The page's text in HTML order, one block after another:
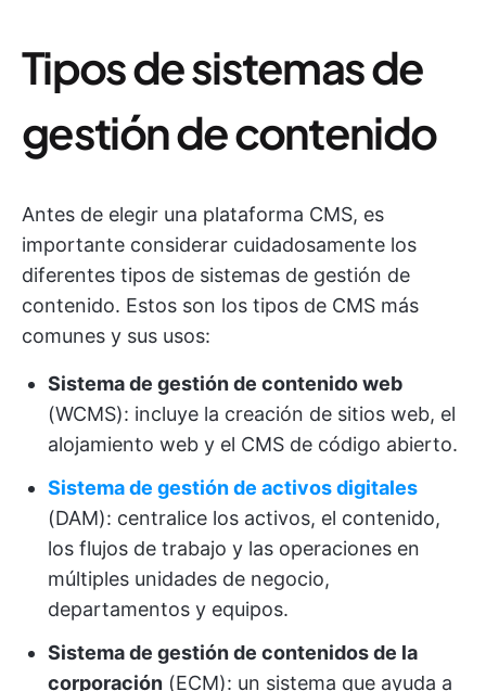
Tipos de sistemas de
gestión de contenido
Antes de elegir una plataforma CMS, es
importante considerar cuidadosamente los
diferentes tipos de sistemas de gestión de
contenido. Estos son los tipos de CMS más
comunes y sus usos:
Sistema de gestión de contenido web
(WCMS): incluye la creación de sitios web, el
alojamiento web y el CMS de código abierto.
Sistema de gestión de activos digitales
(DAM): centralice los activos, el contenido,
los flujos de trabajo y las operaciones en
múltiples unidades de negocio,
departamentos y equipos.
Sistema de gestión de contenidos de la
corporación (ECM): un sistema que ayuda a